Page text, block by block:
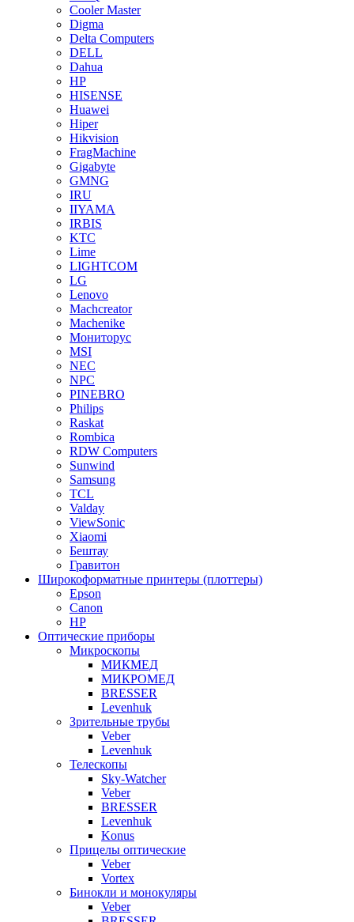
Cooler Master
Digma
Delta Computers
DELL
Dahua
HP
HISENSE
Huawei
Hiper
Hikvision
FragMachine
Gigabyte
GMNG
IRU
IIYAMA
IRBIS
KTC
Lime
LIGHTCOM
LG
Lenovo
Machcreator
Machenike
Мониторус
MSI
NEC
NPC
PINEBRO
Philips
Raskat
Rombica
RDW Computers
Sunwind
Samsung
TCL
Valday
ViewSonic
Xiaomi
Бештау
Гравитон
Широкоформатные принтеры (плоттеры)
Epson
Canon
HP
Оптические приборы
Микроскопы
МИКМЕД
МИКРОМЕД
BRESSER
Levenhuk
Зрительные трубы
Veber
Levenhuk
Телескопы
Sky-Watcher
Veber
BRESSER
Levenhuk
Konus
Прицелы оптические
Veber
Vortex
Бинокли и монокуляры
Veber